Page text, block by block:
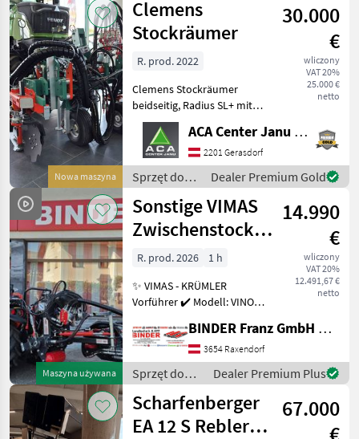
winiarni
Nowa maszyna
Clemens
Stockräumer
30.000
€
wliczony
VAT 20%
25.000 €
netto
R. prod. 2022
Clemens Stockräumer
beidseitig, Radius SL+ mit
Zinkenkreisel, SB 2
Geräteträger, Aushub
hydraulisch Links und
Rechts, Arbeitsbreite 2400 -
3400 mm, inkl. Ventilblock
ACA Center Janu GmbH
2201 Gerasdorf
Sprzęt do
uprawy
winorośli /
Clemens
Dealer Premium Gold
Maszyna używana
Sonstige VIMAS
Zwischenstock-
KRÜMLER
14.990
€
wliczony
VAT 20%
12.491,67 €
netto
R. prod. 2026
1 h
✨ VIMAS - KRÜMLER
Vorführer ✔️ Modell: VINO -
serienmäßiger Ausführung
✔️ Heckanbau - einseitig ✔️
Hohe
Arbeitsgeschwindigkeit bis
zu 5, 5
BINDER Franz GmbH & CoKG
3654 Raxendorf
Sprzęt do
uprawy
winorośli /
Sonstige
Dealer Premium Plus
Scharfenberger
EA 12 S Rebler +
67.000